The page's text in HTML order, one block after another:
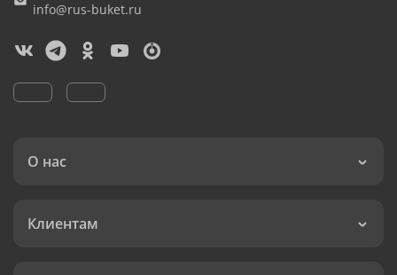
info@rus-buket.ru
О нас
Клиентам